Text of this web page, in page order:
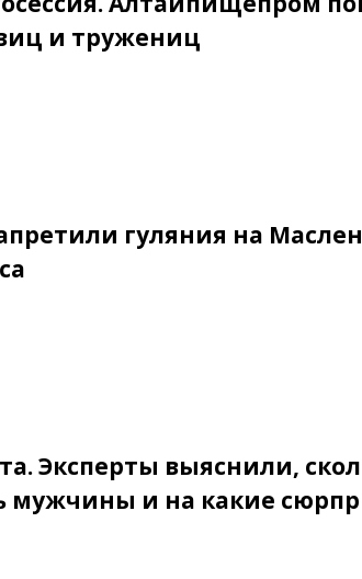
и тружениц
гуляния на
Эксперты выяснили,
мужчины и на какие